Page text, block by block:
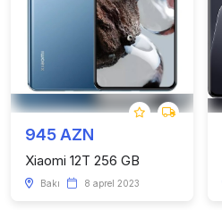
945 AZN
Xiaomi 12T 256 GB
Bakı 8 aprel 2023